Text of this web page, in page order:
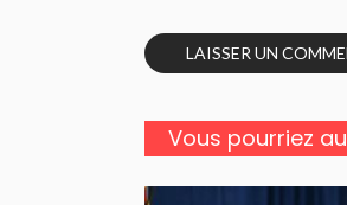
LAISSER UN
Vous pourriez